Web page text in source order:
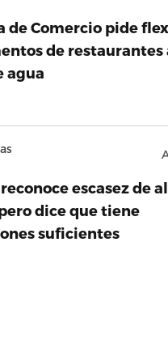
de Comercio pide
de restaurantes
agua
escasez de
dice que tiene
suficientes